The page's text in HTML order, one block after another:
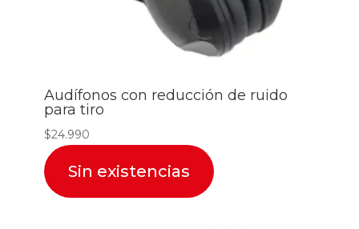
Audífonos con reducción de ruido
para tiro
$24.990
Sin existencias